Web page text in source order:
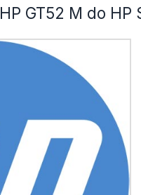
GT52 M do